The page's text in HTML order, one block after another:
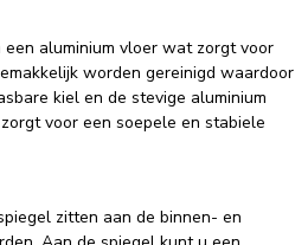
aluminium vloer wat zorgt voor
worden gereinigd waardoor
kiel en de stevige aluminium
voor een soepele en stabiele
zitten aan de binnen- en